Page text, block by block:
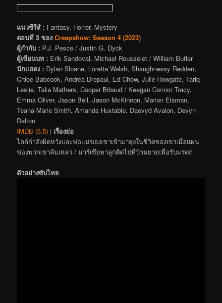
แนวซีรีส์ : Fantasy, Horror, Mystery
ตอนที่ 3 ของCreepshow: Season 4 (2023)
ผู้กำกับ : P.J. Pesce / Justin G. Dyck
ผู้เขียนบท : Erik Sandoval, Michael Rousselet / William Butler
นักแสดง : Dylan Sloane, Loretta Walsh, Shaughnessy Redden,
Chloe Babcook, Andrea Drepaul, Ed Chow, Julie Howgate, Tariq
Leslie, Talia Mathers, Cooper Bibaud / Keegan Connor Tracy,
Emma Oliver, Jason Bell, Jason McKinnon, Marion Eisman,
Teana-Marie Smith, Amanda Huxtable, Daevyd Avalon, Devyn
Dalton
IMDB (6.5) | เรื่องย่อ
ไลล์กำลังผิดหวังและพ่อแม่ของเขาเข้ามายุ่งในชีวิตของเขาเมื่อแผน
ของพวกเขาล้มเหลว / มาร์เซียพาลูกติดไปที่บ้านยายเพื่อรับมรดก
ตัวอย่างซับไทย